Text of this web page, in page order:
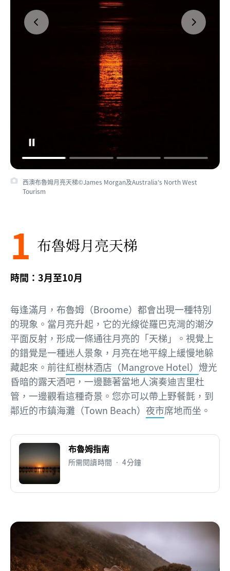
西澳布魯姆月亮天梯©James Morgan及Australia′s North West
Tourism
西澳布魯姆月亮天梯©西澳州旅遊局
1 布魯姆月亮天梯
時間：3月至10月
每逢滿月，布魯姆（Broome）都會出現一種特別
的現象。當月亮升起，它的光線從羅巴克灣的潮汐
平面反射，形成一條通往月亮的「天梯」。視覺上
的錯覺是一種迷人景象，月亮在地平線上緩慢地躲
藏起來。前往紅樹林酒店（Mangrove Hotel） 燈光
昏暗的露天酒吧，一邊聽著當地人演奏迪吉里杜
管，一邊觀看這種奇景。您亦可以帶上野餐氈，到
鄰近的市鎮海灘（Town Beach） 夜市席地而坐。
布魯姆指南
所需閱讀時間 • 4分鐘